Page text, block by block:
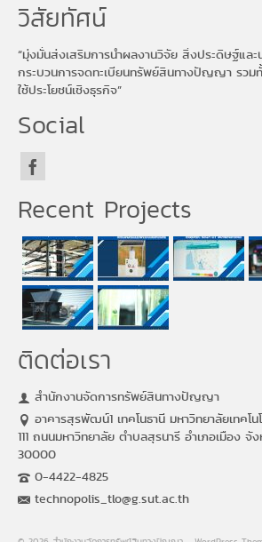
วิสัยทัศน์
“มุ่งมั่นส่งเสริมการนำผลงานวิจัย สิ่งประดิษฐ์และ
กระบวนการจดทะเบียนทรัพย์สินทางปัญญา รว
ใช้ประโยชน์เชิงธุรกิจ”
Social
Recent Projects
ติดต่อเรา
สำนักงานจัดการทรัพย์สินทางปัญญา
อาคารสุรพัฒน์1 เทคโนธานี มหาวิทยาลัยเทคโน
111 ถนนมหาวิทยาลัย ตำบลสุรนารี อำเภอเมือง จั
30000
0-4422-4825
technopolis_tlo@g.sut.ac.th